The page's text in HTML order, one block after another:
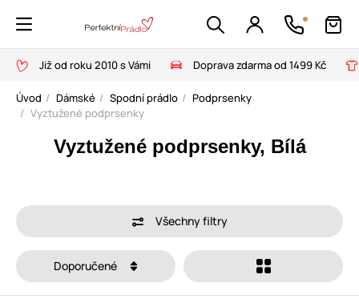
Již od roku 2010 s Vámi Doprava zdarma od 1499 Kč
Úvod Dámské Spodní prádlo
Podprsenky
Vyztužené podprsenky
Vyztužené podprsenky, Bílá
Všechny filtry
Doporučené